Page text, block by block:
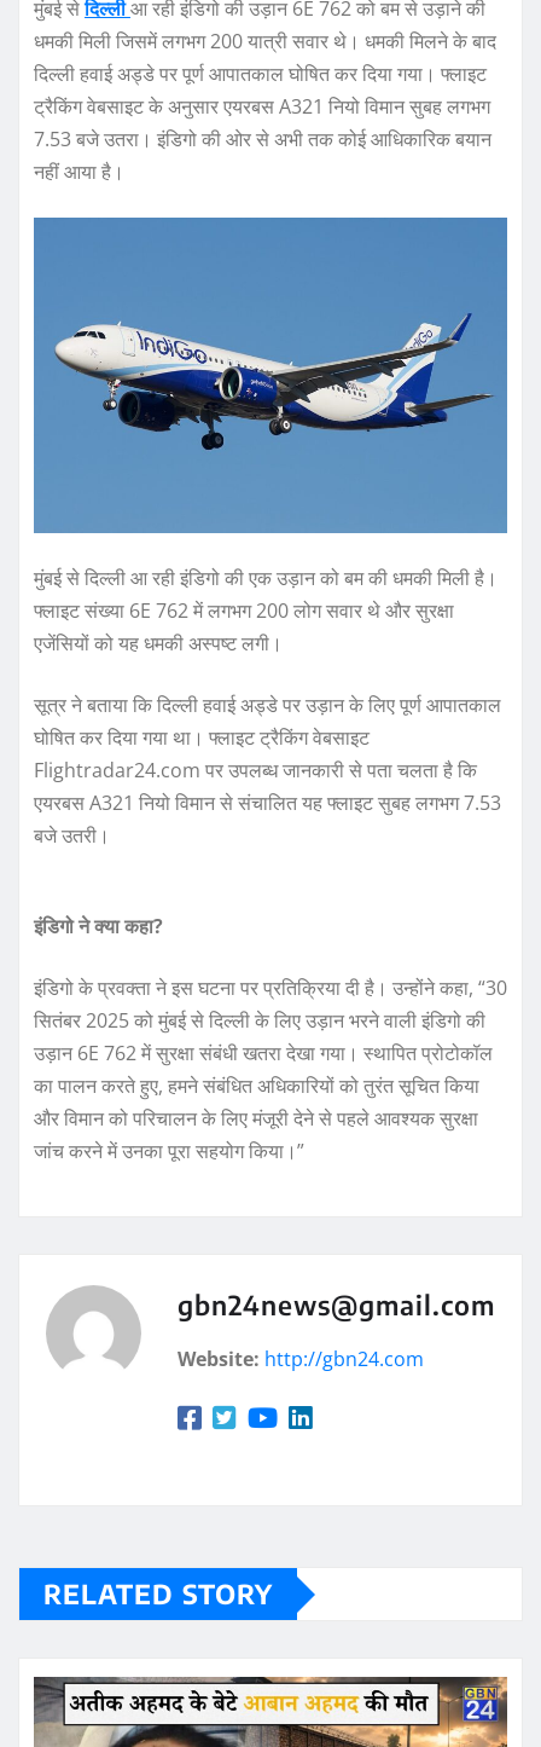
मुंबई सेदिल्लीआ रही इंडिगो की उड़ान 6E 762 को बम से उड़ाने की
धमकी मिली जिसमें लगभग 200 यात्री सवार थे। धमकी मिलने के बाद
दिल्ली हवाई अड्डे पर पूर्ण आपातकाल घोषित कर दिया गया। फ्लाइट
ट्रैकिंग वेबसाइट के अनुसार एयरबस A321 नियो विमान सुबह लगभग
7.53 बजे उतरा। इंडिगो की ओर से अभी तक कोई आधिकारिक बयान
नहीं आया है।
मुंबई से दिल्ली आ रही इंडिगो की एक उड़ान को बम की धमकी मिली है।
फ्लाइट संख्या 6E 762 में लगभग 200 लोग सवार थे और सुरक्षा
एजेंसियों को यह धमकी अस्पष्ट लगी।
सूत्र ने बताया कि दिल्ली हवाई अड्डे पर उड़ान के लिए पूर्ण आपातकाल
घोषित कर दिया गया था। फ्लाइट ट्रैकिंग वेबसाइट
Flightradar24.com पर उपलब्ध जानकारी से पता चलता है कि
एयरबस A321 नियो विमान से संचालित यह फ्लाइट सुबह लगभग 7.53
बजे उतरी।
इंडिगो ने क्या कहा?
इंडिगो के प्रवक्ता ने इस घटना पर प्रतिक्रिया दी है। उन्होंने कहा, “30
सितंबर 2025 को मुंबई से दिल्ली के लिए उड़ान भरने वाली इंडिगो की
उड़ान 6E 762 में सुरक्षा संबंधी खतरा देखा गया। स्थापित प्रोटोकॉल
का पालन करते हुए, हमने संबंधित अधिकारियों को तुरंत सूचित किया
और विमान को परिचालन के लिए मंजूरी देने से पहले आवश्यक सुरक्षा
जांच करने में उनका पूरा सहयोग किया।”
gbn24news@gmail.com
Website: http://gbn24.com
RELATED STORY